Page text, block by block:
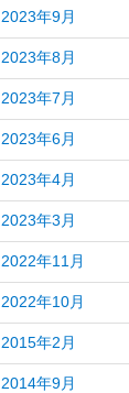
2023年9月
2023年8月
2023年7月
2023年6月
2023年4月
2023年3月
2022年11月
2022年10月
2015年2月
2014年9月